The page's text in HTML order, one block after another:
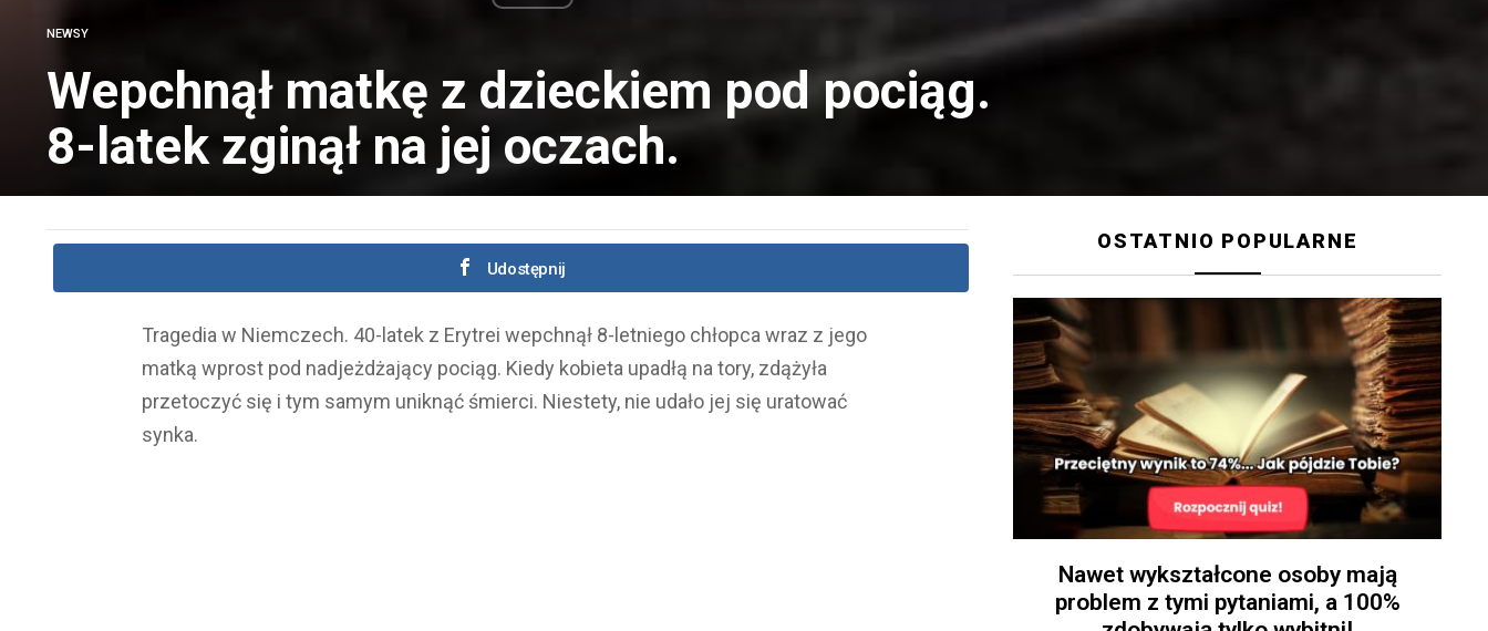
NEWSY
Wepchnął matkę z dzieckiem pod pociąg.
8-latek zginął na jej oczach.
Udostępnij
Tragedia w Niemczech. 40-latek z Erytrei wepchnął 8-letniego chłopca wraz z jego
matką wprost pod nadjeżdżający pociąg. Kiedy kobieta upadłą na tory, zdążyła
przetoczyć się i tym samym uniknąć śmierci. Niestety, nie udało jej się uratować
synka.
OSTATNIO POPULARNE
Nawet wykształcone osoby mają
problem z tymi pytaniami, a 100%